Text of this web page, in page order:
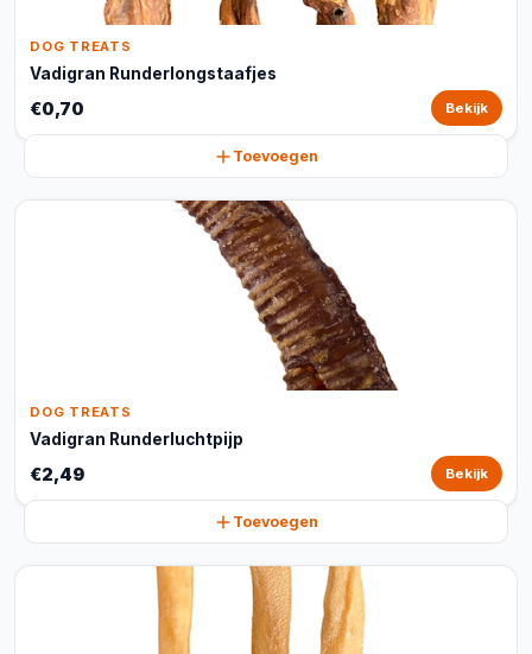
DOG TREATS
Vadigran Runderlongstaafjes
€0,70 Bekijk
Toevoegen
DOG TREATS
Vadigran Runderluchtpijp
€2,49 Bekijk
Toevoegen